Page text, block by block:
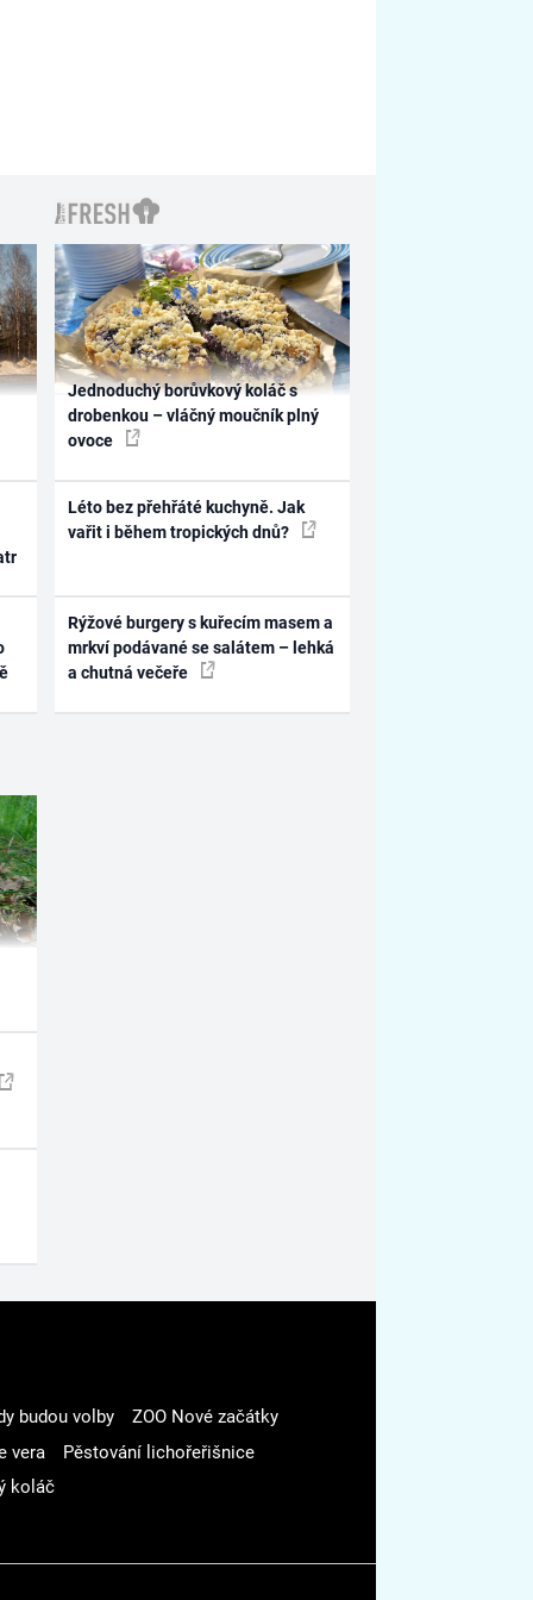
Jednoduchý borůvkový koláč s
drobenkou – vláčný moučník plný
ovoce
Léto bez přehřáté kuchyně. Jak
vařit i během tropických dnů?
Rýžové burgery s kuřecím masem a
mrkví podávané se salátem – lehká
a chutná večeře
budou volby
ZOO Nové začátky
vera
Pěstování lichořeřišnice
koláč